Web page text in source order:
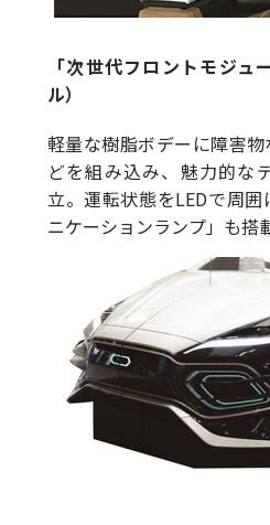
「次世代フロントモジ
ル）
軽量な樹脂ボデーに障害
どを組み込み、魅力的な
立。運転状態をLEDで周
ニケーションランプ」も搭